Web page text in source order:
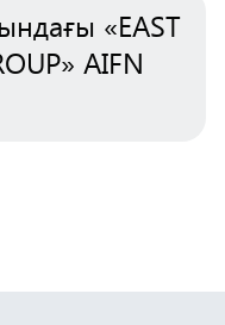
«EAST
AIFN